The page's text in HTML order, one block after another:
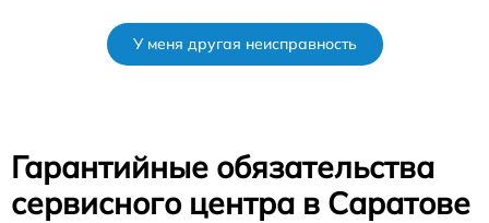
У меня другая неисправность
Гарантийные обязательства
сервисного центра в Саратове